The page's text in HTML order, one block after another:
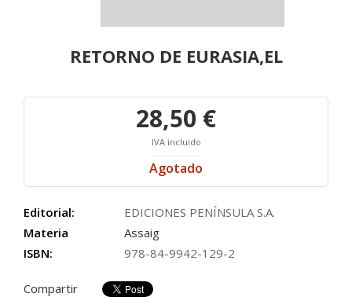
RETORNO DE EURASIA,EL
28,50 €
IVA incluido
Agotado
Editorial:
EDICIONES PENÍNSULA S.A.
Materia
Assaig
ISBN:
978-84-9942-129-2
Compartir